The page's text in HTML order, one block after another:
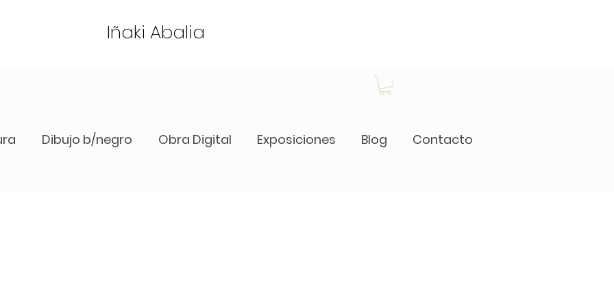
Dibujo b/negro Obra Digital Exposiciones Blog Contacto
Iñaki Abalia